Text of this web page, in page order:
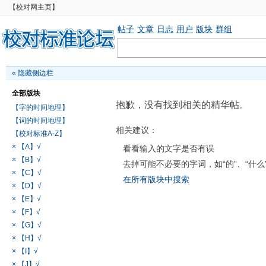
【校对网主页】
帖子 文章 日志 用户 版块 群组
« 隐藏侧边栏
全部版块
【字的时间地理】
【词的时间地理】
【校对标准A-Z】
× 【A】√
× 【B】√
× 【C】√
× 【D】√
× 【E】√
× 【F】√
× 【G】√
× 【H】√
× 【I】√
× 【J】√
抱歉，没有找到相关的精华帖。
相关建议：
看看输入的文字是否有误
去掉可能不必要的字词，如“的”、“什么
在所有版块中搜索